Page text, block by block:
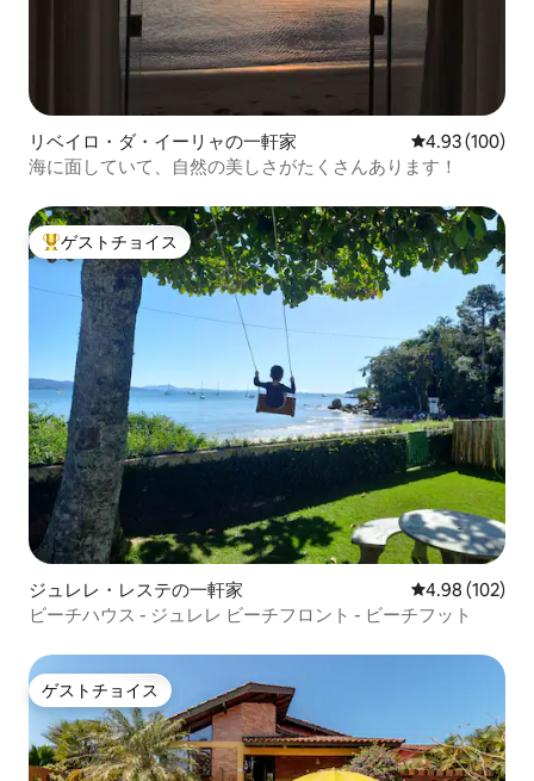
リベイロ・ダ・イーリャの一軒家 レビュー100
4.93 (100)
海に面していて、自然の美しさがたくさんあります！
大好評のゲストチョイスです。
ゲストチョイス
ジュレレ・レステの一軒家 レビュー102
4.98 (102)
ビーチハウス - ジュレレ ビーチフロント - ビーチフット
ゲストチョイス
ゲストチョイス